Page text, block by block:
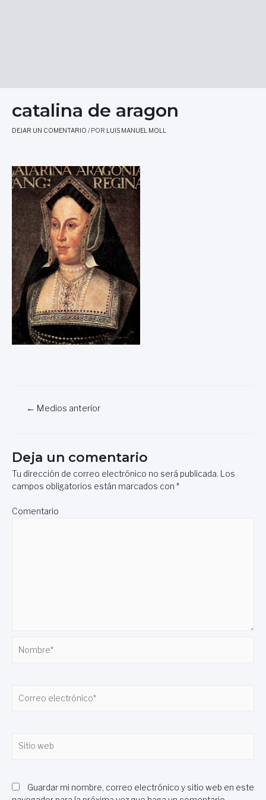
catalina de aragon
DEJAR UN COMENTARIO / POR LUIS MANUEL MOLL
Navegación
← Medios anterior
Deja un comentario
Tu dirección de correo electrónico no será publicada. Los
campos obligatorios están marcados con *
Comentario
electrónico*
web
Guardar mi nombre, correo electrónico y sitio web en este